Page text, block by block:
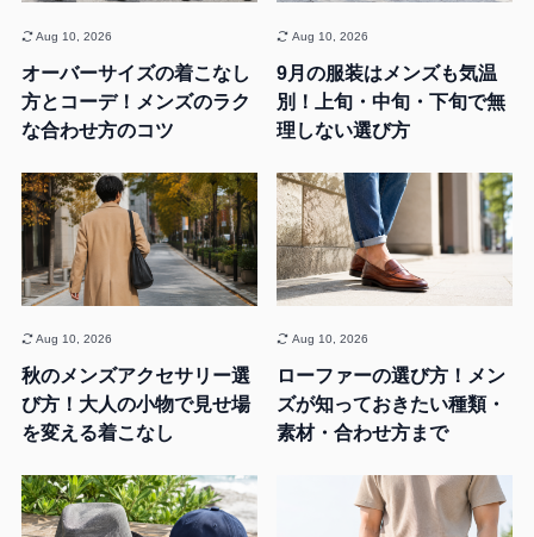
オーバーサイズの着こなし
方とコーデ！メンズのラク
な合わせ方のコツ
Aug 10, 2026
9月の服装はメンズも気温
別！上旬・中旬・下旬で無
理しない選び方
Aug 10, 2026
秋のメンズアクセサリー選
び方！大人の小物で見せ場
を変える着こなし
Aug 10, 2026
ローファーの選び方！メン
ズが知っておきたい種類・
素材・合わせ方まで
Aug 10, 2026